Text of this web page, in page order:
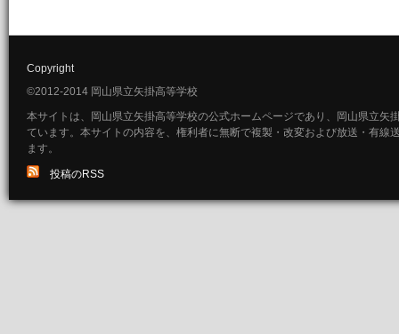
Copyright
©2012-2014 岡山県立矢掛高等学校
本サイトは、岡山県立矢掛高等学校の公式ホームページであり、岡山県立矢
ています。本サイトの内容を、権利者に無断で複製・改変および放送・有線
ます。
投稿のRSS